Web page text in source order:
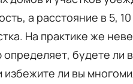
а расстояние в 5,
На практике же
будете ли
ли вы